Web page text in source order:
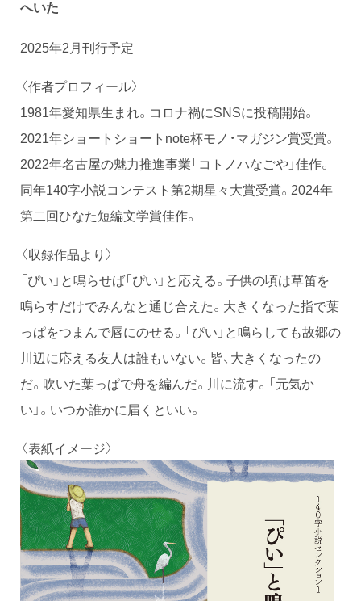
へいた
2025年2月刊行予定
〈作者プロフィール〉
1981年愛知県生まれ。コロナ禍にSNSに投稿開始。
2021年ショートショートnote杯モノ・マガジン賞受賞。
2022年名古屋の魅力推進事業「コトノハなごや」佳作。
同年140字小説コンテスト第2期星々大賞受賞。2024年
第二回ひなた短編文学賞佳作。
〈収録作品より〉
「ぴい」と鳴らせば「ぴい」と応える。子供の頃は草笛を
鳴らすだけでみんなと通じ合えた。大きくなった指で葉
っぱをつまんで唇にのせる。「ぴい」と鳴らしても故郷の
川辺に応える友人は誰もいない。皆、大きくなったの
だ。吹いた葉っぱで舟を編んだ。川に流す。「元気か
い」。いつか誰かに届くといい。
〈表紙イメージ〉